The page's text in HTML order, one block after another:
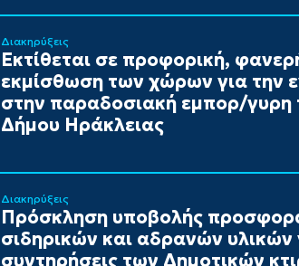
Διακηρύξεις
Εκτίθεται σε προφορική,
εκμίσθωση των χώρων για την
στην παραδοσιακή εμπορ/γυρη
Δήμου Ηράκλειας
Διακηρύξεις
Πρόσκληση υποβολής
σιδηρικών και αδρανών υλικών
συντηρήσεις των Δημοτικών